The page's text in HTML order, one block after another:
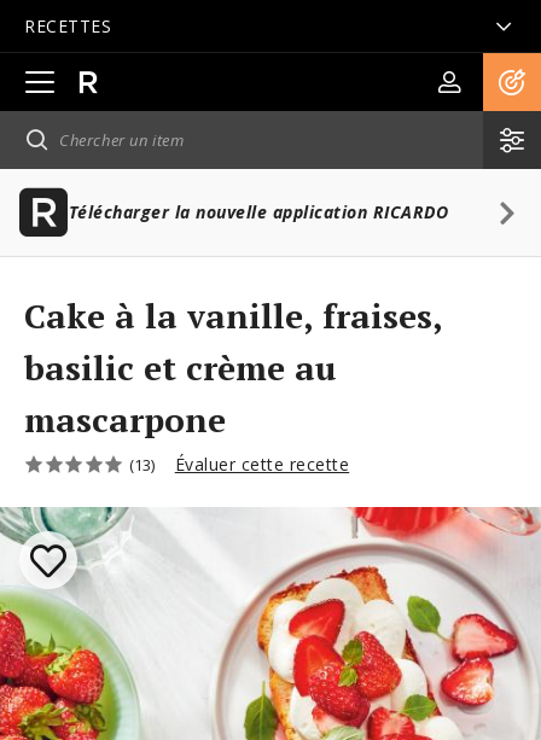
RECETTES
Ouvrir
la
navigation
principale
Télécharger la nouvelle application RICARDO
Cake à la vanille, fraises,
basilic et crème au
mascarpone
(13) Évaluer cette recette